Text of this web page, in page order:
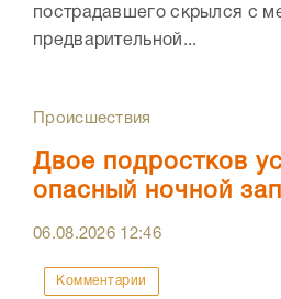
пострадавшего скрылся с
предварительной...
Происшествия
Двое подростков
опасный ночной
06.08.2026 12:46
Комментарии